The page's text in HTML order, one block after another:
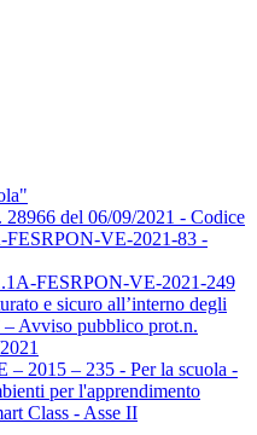
del 06/09/2021 - Codice
FESRPON-VE-2021-83 -
FESRPON-VE-2021-249
e sicuro all’interno degli
Avviso pubblico prot.n.
– 2015 – 235 - Per la scuola -
per l'apprendimento
Class - Asse II